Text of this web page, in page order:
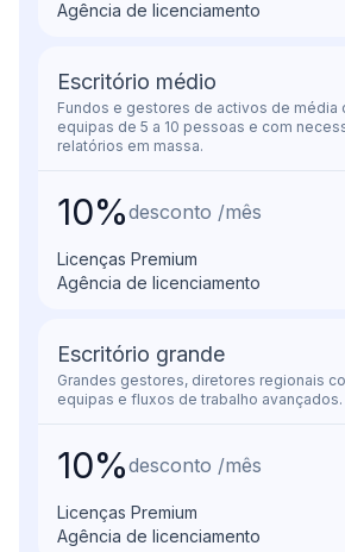
Agência de licenciamento
Escritório médio
Fundos e gestores de activos de média
equipas de 5 a 10 pessoas e com
relatórios em massa.
10%desconto /mês
Licenças Premium
Agência de licenciamento
Escritório grande
Grandes gestores, diretores regionais
equipas e fluxos de trabalho avançados.
10%desconto /mês
Licenças Premium
Agência de licenciamento